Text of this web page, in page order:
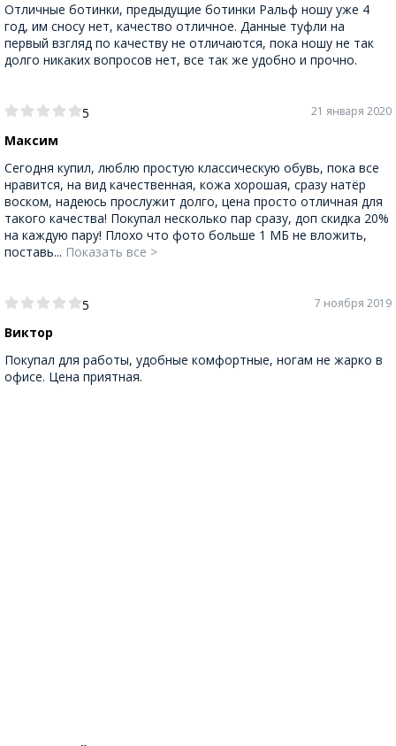
Отличные ботинки, предыдущие ботинки Ральф ношу уже 4
год, им сносу нет, качество отличное. Данные туфли на
первый взгляд по качеству не отличаются, пока ношу не так
долго никаких вопросов нет, все так же удобно и прочно.
5
Максим
21 января 2020
Сегодня купил, люблю простую классическую обувь, пока все
нравится, на вид качественная, кожа хорошая, сразу натёр
воском, надеюсь прослужит долго, цена просто отличная для
такого качества! Покупал несколько пар сразу, доп скидка 20%
на каждую пару! Плохо что фото больше 1 МБ не вложить,
поставь... Показать все >
5
Виктор
7 ноября 2019
Покупал для работы, удобные комфортные, ногам не жарко в
офисе. Цена приятная.